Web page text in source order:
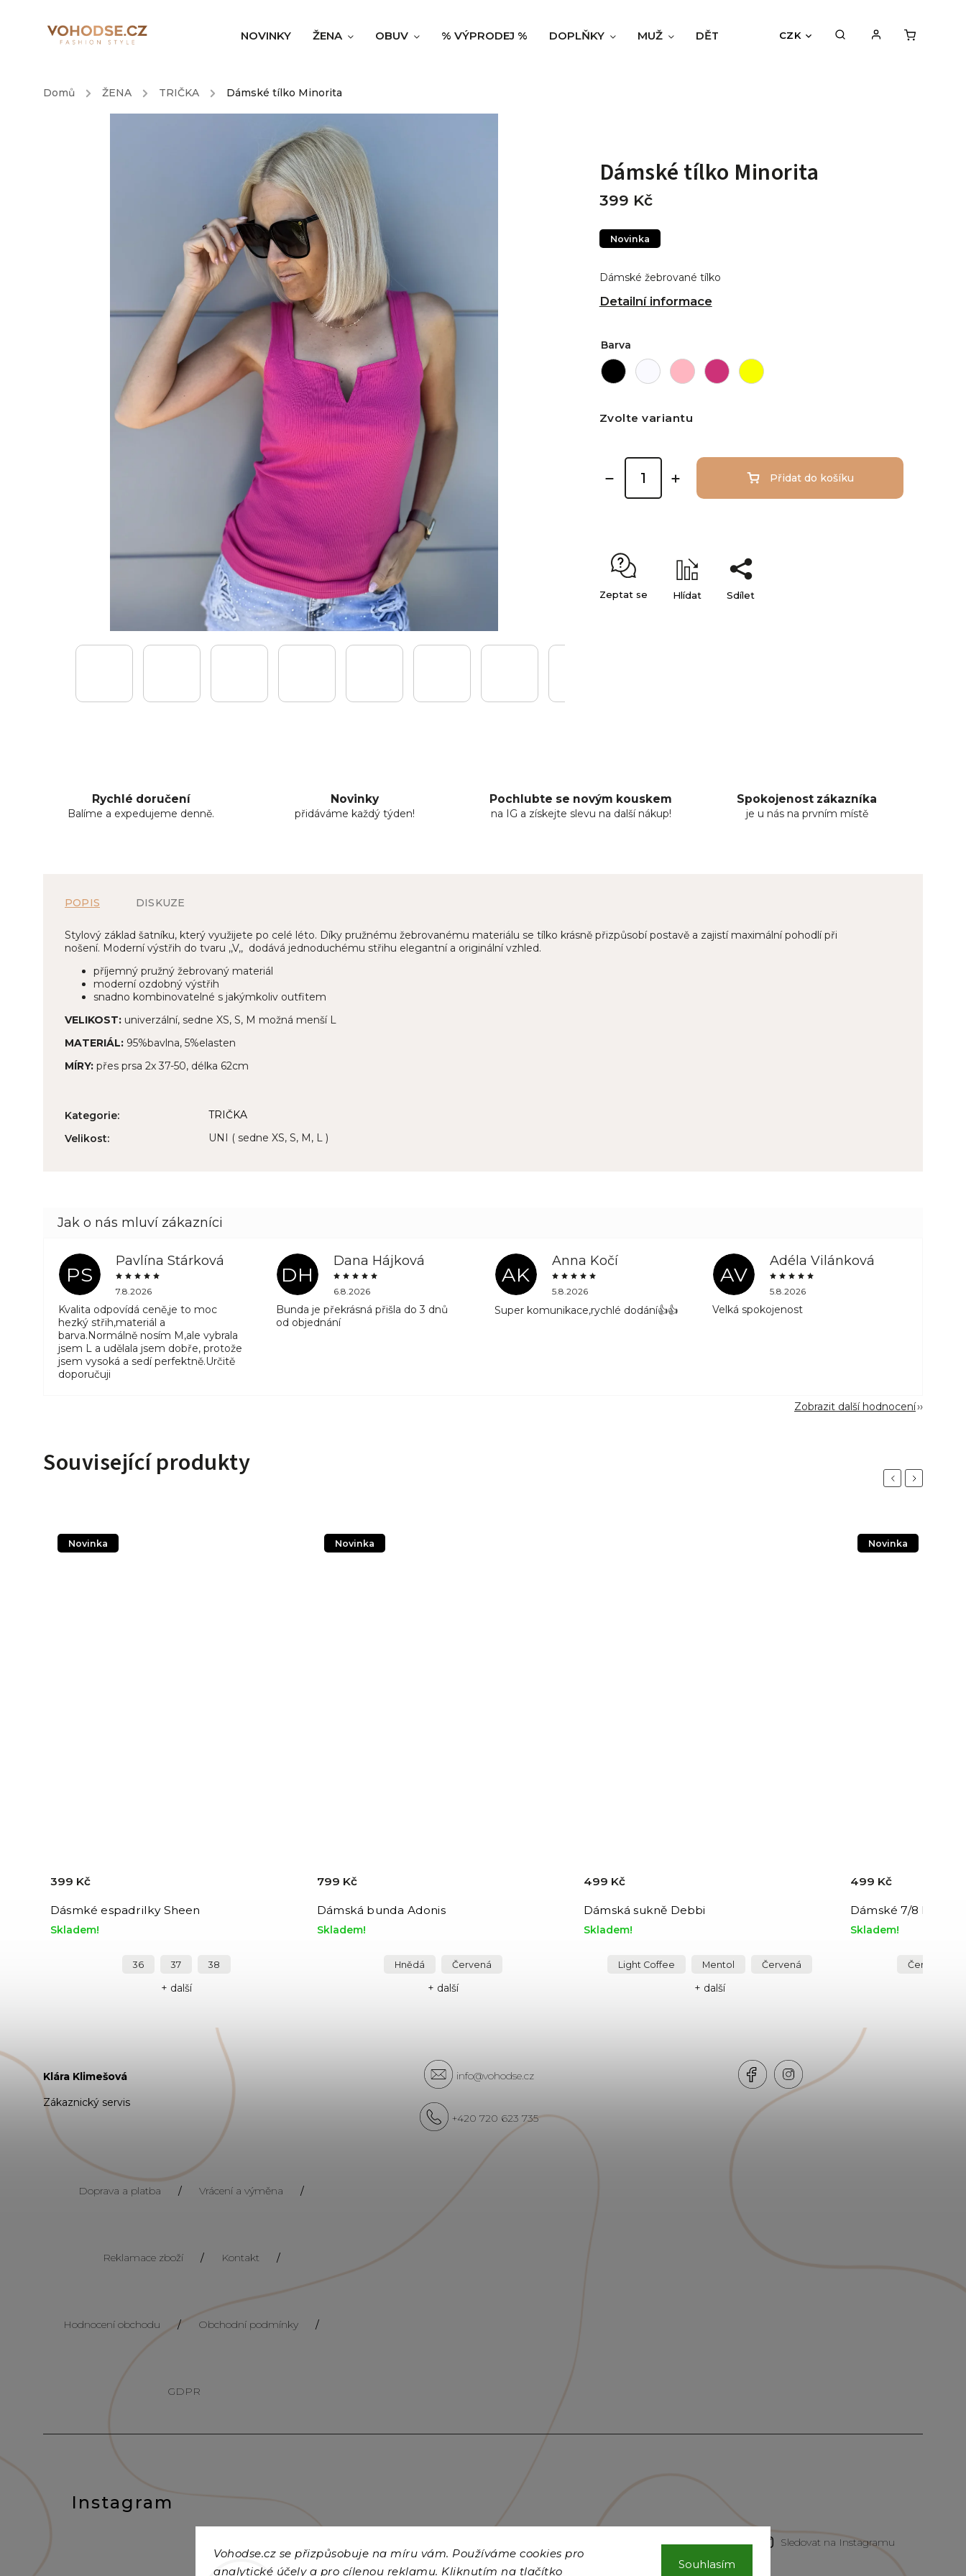
Vohodse.cz se přizpůsobuje na míru vám. Používáme cookies pro
analytické účely a pro cílenou reklamu. Kliknutím na tlačítko
Souhlasím
CZK
NOVINKY ŽENA OBUV % VÝPRODEJ % DOPLŇKY MUŽ DĚTI BLOG HODNOCENÍ OBCHODU
Domů / ŽENA / TRIČKA / Dámské tílko Minorita
Dámské tílko Minorita
399 Kč
Dámské žebrované tílko
Detailní informace
Novinka
Barva
Zvolte variantu
Přidat do košíku
Zeptat se Hlídat Sdílet
Rychlé doručení
Balíme a expedujeme denně.
Novinky
přidáváme každý týden!
Pochlubte se novým kouskem
na IG a získejte slevu na další nákup!
Spokojenost zákazníka
je u nás na prvním místě
POPIS DISKUZE
Stylový základ šatníku, který využijete po celé léto. Díky pružnému žebrovanému materiálu se tílko krásně přizpůsobí postavě a zajistí maximální pohodlí při
nošení. Moderní výstřih do tvaru ,,V,, dodává jednoduchému střihu elegantní a originální vzhled.
příjemný pružný žebrovaný materiál
moderní ozdobný výstřih
snadno kombinovatelné s jakýmkoliv outfitem
VELIKOST: univerzální, sedne XS, S, M možná menší L
MATERIÁL: 95%bavlna, 5%elasten
MÍRY: přes prsa 2x 37-50, délka 62cm
Kategorie:
TRIČKA
Velikost: UNI ( sedne XS, S, M, L )
PS
Pavlína Stárková
7.8.2026
Kvalita odpovídá ceně,je to moc
hezký střih,materiál a
barva.Normálně nosím M,ale vybrala
jsem L a udělala jsem dobře, protože
jsem vysoká a sedí perfektně.Určitě
doporučuji
DH
Dana Hájková
6.8.2026
Bunda je překrásná přišla do 3 dnů
od objednání
AK
Anna Kočí
5.8.2026
Super komunikace,rychlé dodání👍👍
AV
Adéla Vilánková
5.8.2026
Velká spokojenost
Zobrazit další hodnocení
Související produkty Previous
Novinka
Dásmké espadrilky Sheen
Skladem!
399 Kč
36 37 38
+ další
Novinka
Dámská bunda Adonis
Skladem!
799 Kč
Hnědá Červená
+ další
Dámská sukně Debbi
Skladem!
499 Kč
Light Coffee Mentol Červená
+ další
Novinka
Dámské 7/8 kalhoty
Skladem!
499 Kč
Černá
Next
Instagram
Sledovat na Instagramu
Klára Klimešová
Zákaznický servis
info@vohodse.cz
+420 720 623 735
Doprava a platba / Vrácení a výměna /
Reklamace zboží / Kontakt /
Hodnocení obchodu / Obchodní podmínky /
GDPR